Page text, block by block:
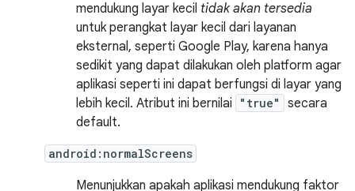
mendukung layar kecil tidak akan tersedia
untuk perangkat layar kecil dari layanan
eksternal, seperti Google Play, karena hanya
sedikit yang dapat dilakukan oleh platform agar
aplikasi seperti ini dapat berfungsi di layar yang
lebih kecil. Atribut ini bernilai
"true"
secara
default.
android:normalScreens
Menunjukkan apakah aplikasi mendukung faktor